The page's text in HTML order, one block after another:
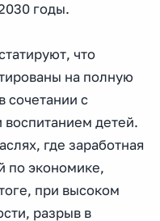
годы.
что
на полную
сочетании с
детей.
где заработная
по экономике,
при высоком
разрыв в